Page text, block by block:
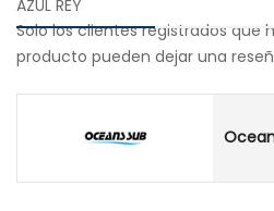
AZUL REY
Solo los clientes registrados que
producto pueden dejar una